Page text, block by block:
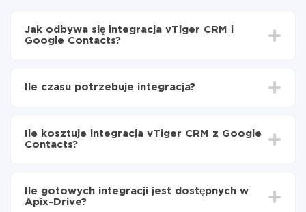
Jak odbywa się integracja vTiger CRM i
Google Contacts?
Google Contacts
vTiger CRM do Google Contacts
Ile czasu potrzebuje integracja?
od 5 do 30 minut. Konfiguracja zajmuje średnio 10-15
minut.
Ile kosztuje integracja vTiger CRM z Google
Contacts?
Płacisz tylko za ilość danych, która faktycznie jest
przekazywana z jednego z Twoich systemów do
Ile gotowych integracji jest dostępnych w
Apix-Drive?